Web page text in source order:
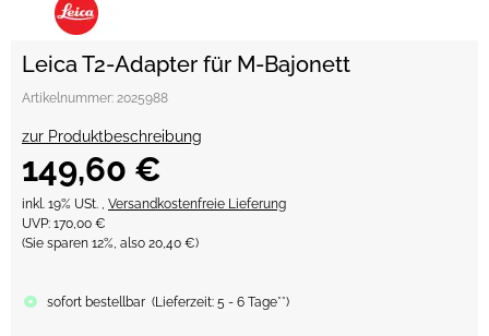
Leica T2-Adapter für M-Bajonett
Artikelnummer: 2025988
zur Produktbeschreibung
149,60 €
inkl. 19% USt. , Versandkostenfreie Lieferung
UVP: 170,00 €
(Sie sparen 12%, also 20,40 €)
sofort bestellbar (Lieferzeit: 5 - 6 Tage**)